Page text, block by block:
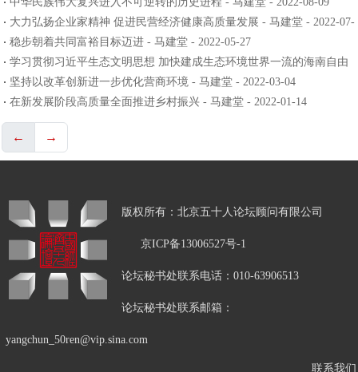
大力弘扬企业家精神 促进民营经济健康高质量发展 - 马建堂 - 2022-07-
28
稳步朝着共同富裕目标迈进 - 马建堂 - 2022-05-27
学习贯彻习近平生态文明思想 加快建成生态环境世界一流的海南自由
贸易港 - 马建堂 - 2022-04-15
坚持以改革创新进一步优化营商环境 - 马建堂 - 2022-03-04
在新发展阶段高质量全面推进乡村振兴 - 马建堂 - 2022-01-14
← →
版权所有：北京五十人论坛顾问有限公司
京ICP备13006527号-1
论坛秘书处联系电话：010-63906513
论坛秘书处联系邮箱：
yangchun_50ren@vip.sina.com
联系我们